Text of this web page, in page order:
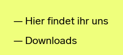
Hier findet ihr uns
Downloads